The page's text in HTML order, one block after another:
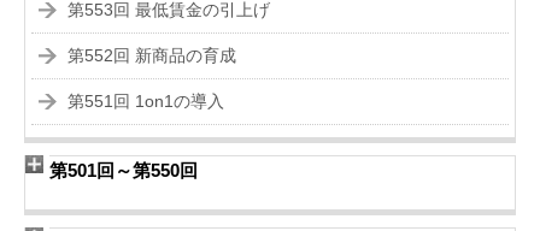
第553回 最低賃金の引上げ
第552回 新商品の育成
第551回 1on1の導入
第501回～第550回